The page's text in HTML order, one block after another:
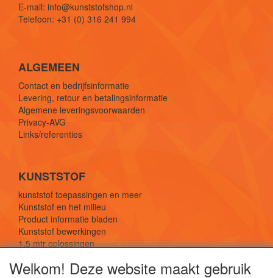
E-mail: info@kunststofshop.nl
Telefoon: +31 (0) 316 241 994
ALGEMEEN
Contact en bedrijfsinformatie
Levering, retour en betalingsinformatie
Algemene leveringsvoorwaarden
Privacy-AVG
Links/referenties
KUNSTSTOF
kunststof toepassingen en meer
Kunststof en het milieu
Product informatie bladen
Kunststof bewerkingen
1,5 mtr oplossingen
Welkom! Deze website maakt gebruik